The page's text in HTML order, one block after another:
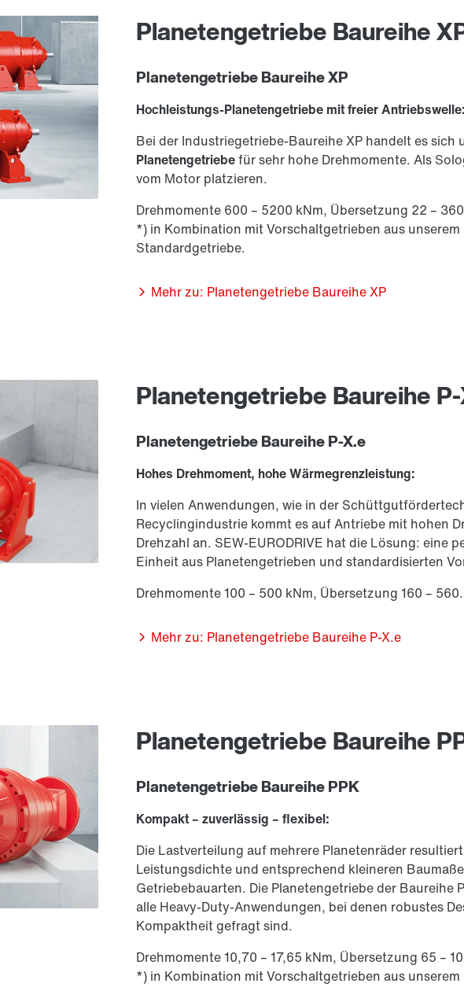
Planetengetriebe Baureihe
Planetengetriebe Baureihe XP
Hochleistungs-Planetengetriebe mit freier Antriebswelle:
Bei der Industriegetriebe-Baureihe XP handelt es sich
Planetengetriebefür sehr hohe Drehmomente. Als
vom Motor platzieren.
Drehmomente 600 – 5200 kNm, Übersetzung 22 –
*) in Kombination mit Vorschaltgetrieben aus unserem
Standardgetriebe.
Mehr zu: Planetengetriebe Baureihe XP
Planetengetriebe Baureihe
Planetengetriebe Baureihe P-X.e
Hohes Drehmoment, hohe Wärmegrenzleistung:
In vielen Anwendungen, wie in der
Recyclingindustrie kommt es auf Antriebe mit hohen
Drehzahl an. SEW-EURODRIVE hat die Lösung: eine
Einheit aus Planeten­getrieben und standardisierten
Drehmomente 100 – 500 kNm, Übersetzung 160 – 560.
Mehr zu: Planetengetriebe Baureihe P-X.e
Planetengetriebe Baureihe
Planetengetriebe Baureihe PPK
Kompakt – zuverlässig – flexibel:
Die Lastverteilung auf mehrere Planetenräder
Leistungsdichte und entsprechend kleineren
Getriebebauarten. Die Planetengetriebe der Baureihe
alle Heavy-Duty-Anwendungen, bei denen robustes
Kompaktheit gefragt sind.
Drehmomente 10,70 – 17,65 kNm, Übersetzung 65 –
*) in Kombination mit Vorschaltgetrieben aus unserem